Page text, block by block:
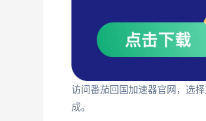
访问番茄回国加速器官网，选
成。